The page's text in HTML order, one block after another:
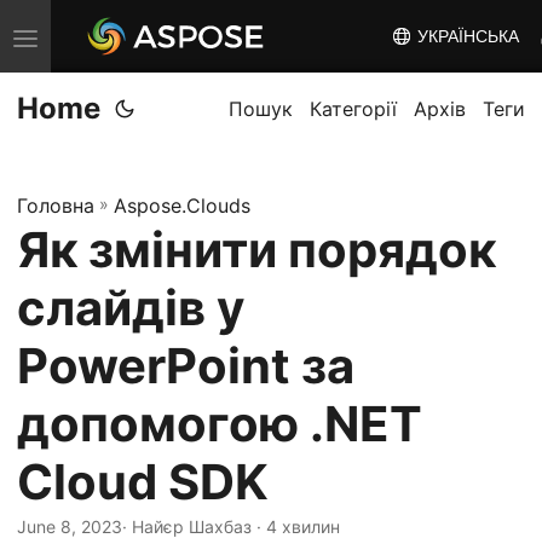
T
o
g
e
n
v
i
g
a
t
i
o
УКРАЇНСЬКА
Home Пошук Категорії Архів Теги
Головна » Aspose.Clouds
Як змінити порядок
слайдів у
PowerPoint за
допомогою .NET
Cloud SDK
June 8, 2023· Найєр Шахбаз · 4 хвилин